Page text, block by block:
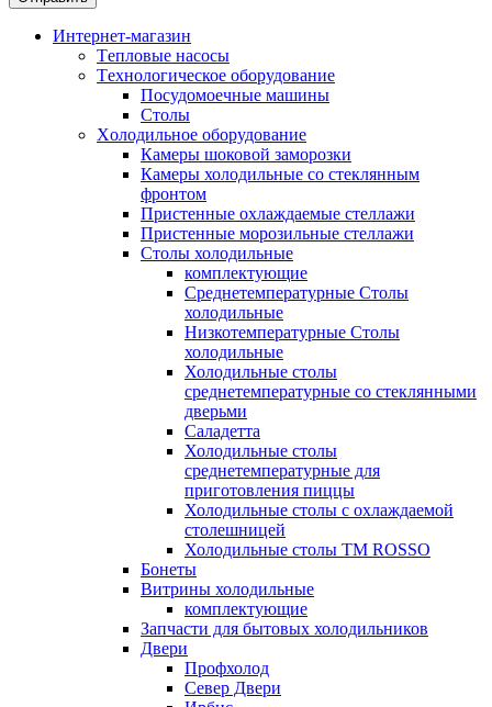
Интернет-магазин
Tепловые насосы
Tехнологическое оборудование
Посудомоечные машины
Столы
Xолодильное оборудование
Камеры шоковой заморозки
Камеры холодильные со стеклянным
фронтом
Пристенные охлаждаемые стеллажи
Пристенные морозильные стеллажи
Столы холодильные
комплектующие
Среднетемпературные Столы
холодильные
Низкотемпературные Столы
холодильные
Холодильные столы
среднетемпературные со стеклянными
дверьми
Саладетта
Холодильные столы
среднетемпературные для
приготовления пиццы
Холодильные столы с охлаждаемой
столешницей
Холодильные столы ТМ ROSSO
Бонеты
Витрины холодильные
комплектующие
Запчасти для бытовых холодильников
Двери
Профхолод
Север Двери